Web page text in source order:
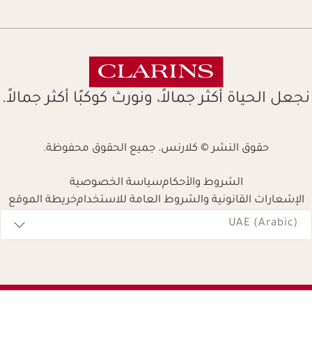
نجعل الحياة أكثر جمالاً، ونورث كوكبًا أكثر جمالاً.
حقوق النشر © كلارنس. جميع الحقوق محفوظة.
الشروط والأحكامسياسة الخصوصية
الإشعارات القانونية والشروط العامة للاستخدامخريطة الموقع
UAE (Arabic)